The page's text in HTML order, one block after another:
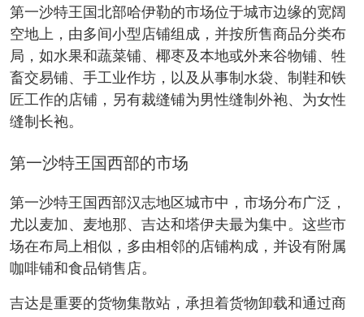
第一沙特王国北部哈伊勒的市场位于城市边缘的宽阔
空地上，由多间小型店铺组成，并按所售商品分类布
局，如水果和蔬菜铺、椰枣及本地或外来谷物铺、牲
畜交易铺、手工业作坊，以及从事制水袋、制鞋和铁
匠工作的店铺，另有裁缝铺为男性缝制外袍、为女性
缝制长袍。
第一沙特王国西部的市场
第一沙特王国西部汉志地区城市中，市场分布广泛，
尤以麦加、麦地那、吉达和塔伊夫最为集中。这些市
场在布局上相似，多由相邻的店铺构成，并设有附属
咖啡铺和食品销售店。
吉达是重要的货物集散站，承担着货物卸载和通过商